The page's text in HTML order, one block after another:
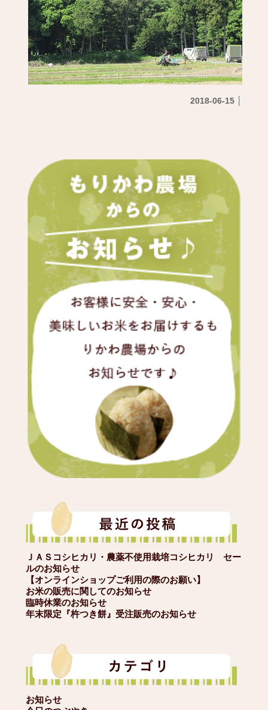
ＪＡＳコシヒカリ・農薬不使用栽培コシヒカリ セー
ルのお知らせ
【オンラインショップご利用の際のお願い】
お米の販売に関してのお知らせ
臨時休業のお知らせ
年末限定『杵つき餅』受注販売のお知らせ
お知らせ
2018-06-15 │